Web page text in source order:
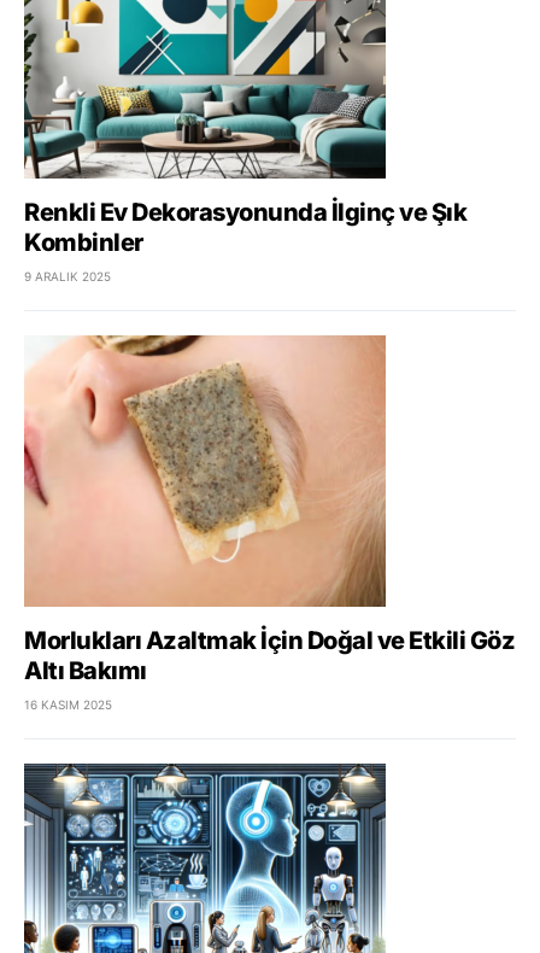
Renkli Ev Dekorasyonunda İlginç ve Şık
Kombinler
9 ARALIK 2025
Morlukları Azaltmak İçin Doğal ve Etkili Göz
Altı Bakımı
16 KASIM 2025